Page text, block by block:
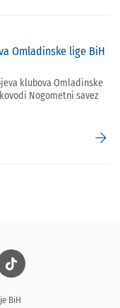
Omladinske lige BiH
klubova Omladinske
Nogometni savez
arrow_forward
BiH